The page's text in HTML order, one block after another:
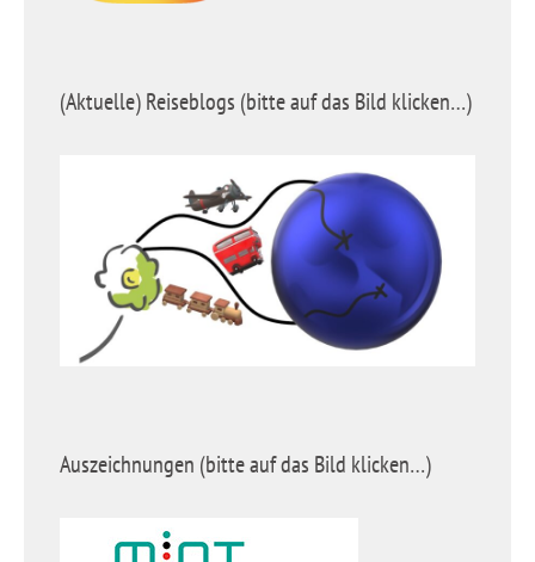
(Aktuelle) Reiseblogs (bitte auf das Bild klicken…)
Auszeichnungen (bitte auf das Bild klicken…)